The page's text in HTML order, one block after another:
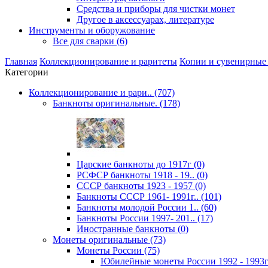
Средства и приборы для чистки монет
Другое в аксессуарах, литературе
Инструменты и оборужование
Все для сварки (6)
Главная Коллекционирование и раритеты Копии и
Категории
Коллекционирование и рари.. (707)
Банкноты оригинальные. (178)
Царские банкноты до 1917г (0)
РСФСР банкноты 1918 - 19.. (0)
CССР банкноты 1923 - 1957 (0)
Банкноты CCCР 1961- 1991г.. (101)
Банкноты молодой России 1.. (60)
Банкноты России 1997- 201.. (17)
Иностранные банкноты (0)
Монеты оригинальные (73)
Монеты России (75)
Юбилейные монеты России 1992 -